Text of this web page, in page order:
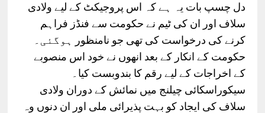
دل چسپ بات یہ ہے کہ اس پروجیکٹ کے لیے ولادی
سلاف اور ان کی ٹیم نے حکومت سے فنڈز فراہم
کرنے کی درخواست کی تھی جو نامنظور
ہوگئی۔
حکومت کے انکار کے بعد انھوں نے خود اس منصوبے
کے اخراجات کے لیے رقم کا بندوبست کیا۔
سیکوراسکائی چیلنج میں نمائش کے دوران ولادی
سلاف کی ایجاد کو بہت پذیرائی ملی اور ان دنوں وہ